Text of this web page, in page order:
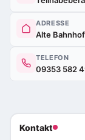
ADRESSE
Alte
TELEFON
09353 582
Kontakt